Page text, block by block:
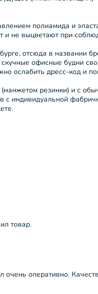
полиамида и
и не выцветают при
отсюда в названии
офисные будни
ослабить дресс-код и
резинки) и с
индивидуальной
товар.
очень оперативно.